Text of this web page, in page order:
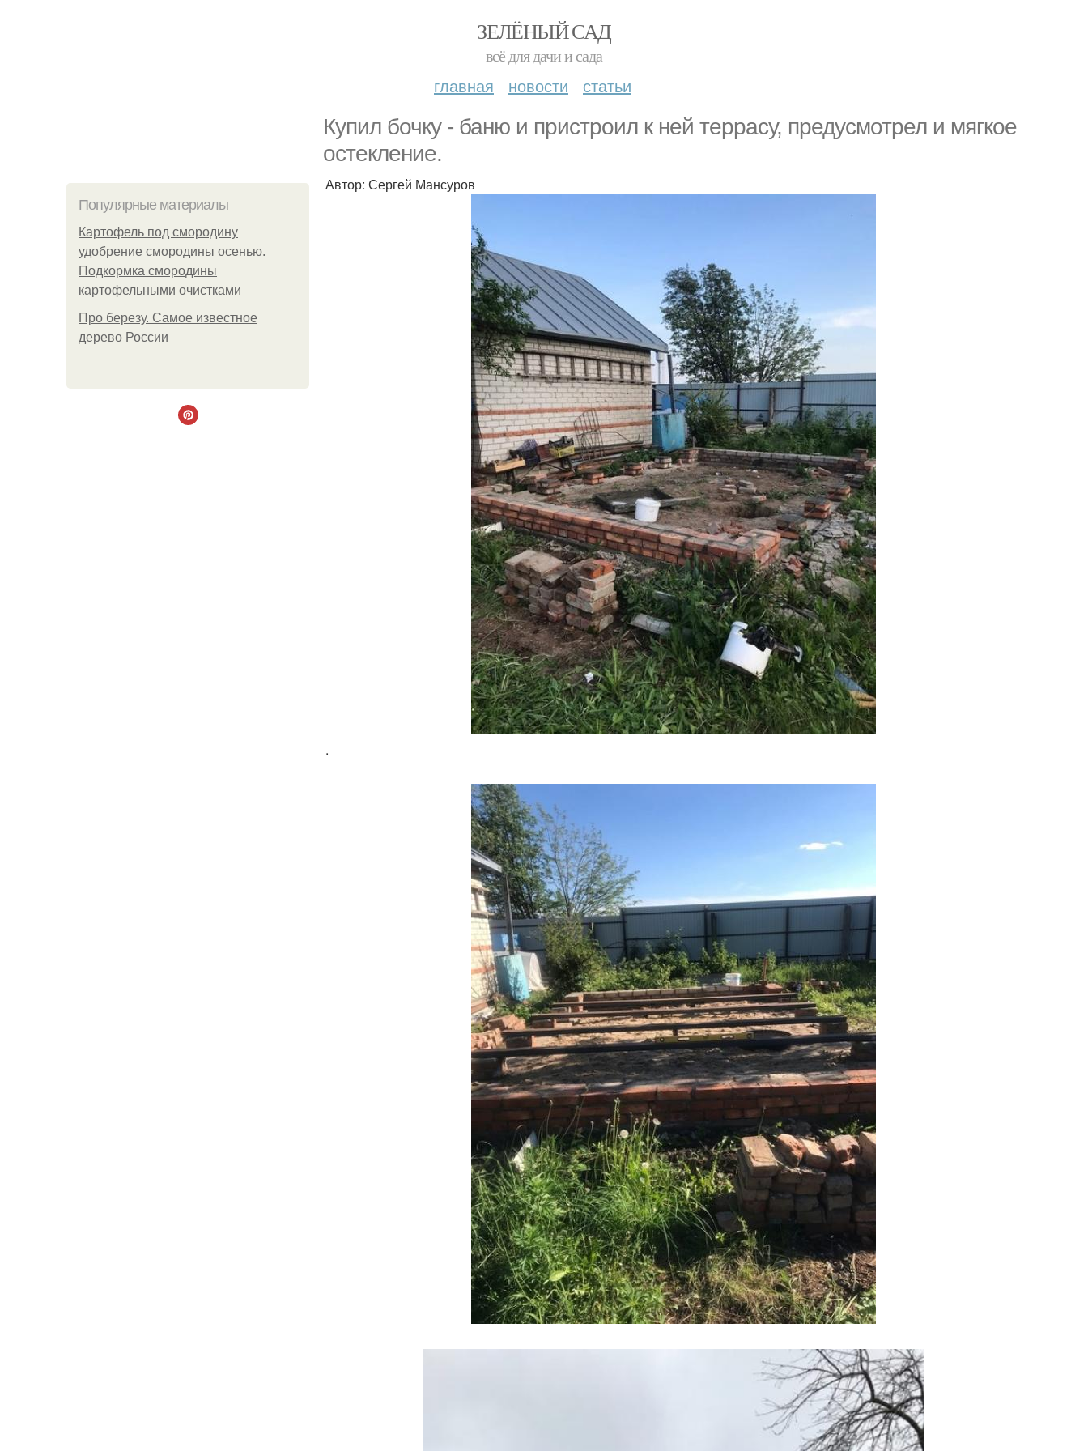
ЗЕЛЁНЫЙ САД
всё для дачи и сада
главная новости статьи
Купил бочку - баню и пристроил к ней террасу, предусмотрел и мягкое
остекление.
Популярные материалы
Картофель под смородину
удобрение смородины осенью.
Подкормка смородины
картофельными очистками
Про березу. Самое известное
дерево России
Автор: Сергей Мансуров
.